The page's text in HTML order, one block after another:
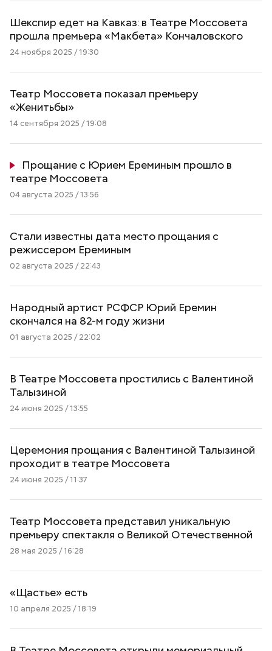
Шекспир едет на Кавказ: в Театре Моссовета
прошла премьера «Макбета» Кончаловского
24 ноября 2025 / 19:30
Театр Моссовета показал премьеру
«Женитьбы»
14 сентября 2025 / 19:08
Прощание с Юрием Ереминым прошло в
театре Моссовета
04 августа 2025 / 13:56
Стали известны дата место прощания с
режиссером Ереминым
02 августа 2025 / 22:43
Народный артист РСФСР Юрий Еремин
скончался на 82-м году жизни
01 августа 2025 / 22:02
В Театре Моссовета простились с Валентиной
Талызиной
24 июня 2025 / 13:55
Церемония прощания с Валентиной Талызиной
проходит в театре Моссовета
24 июня 2025 / 11:37
Театр Моссовета представил уникальную
премьеру спектакля о Великой Отечественной
28 мая 2025 / 16:28
«Щастье» есть
10 апреля 2025 / 18:19